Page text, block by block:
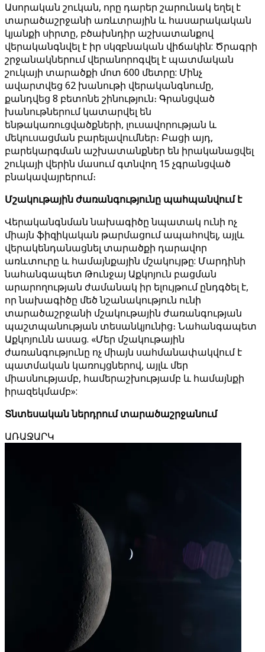
Ասորական շուկան, որը դարեր շարունակ եղել է
տարածաշրջանի առևտրային և հասարակական
կյանքի սիրտը, բծախնդիր աշխատանքով
վերականգնվել է իր սկզբնական վիճակին: Ծրագրի
շրջանակներում վերանորոգվել է պատմական
շուկայի տարածքի մոտ 600 մետրը: Մինչ
ավարտվեց 62 խանութի վերականգնումը,
քանդվեց 8 բետոնե շինություն։ Գրանցված
խանութներում կատարվել են
ենթակառուցվածքների, լուսավորության և
մեկուսացման բարելավումներ։ Բացի այդ,
բարեկարգման աշխատանքներ են իրականացվել
շուկայի վերին մասում գտնվող 15 չգրանցված
բնակավայրերում։
Մշակութային ժառանգությունը պահպանվում է
Վերականգնման նախագիծը նպատակ ունի ոչ
միայն ֆիզիկական թարմացում ապահովել, այլև
վերակենդանացնել տարածքի դարավոր
առևտուրը և համայնքային մշակույթը: Մարդինի
նահանգապետ Թունջայ Աքկոյուն բացման
արարողության ժամանակ իր ելույթում ընդգծել է,
որ նախագիծը մեծ նշանակություն ունի
տարածաշրջանի մշակութային ժառանգության
պաշտպանության տեսանկյունից։ Նահանգապետ
Աքկոյունն ասաց. «Մեր մշակութային
ժառանգությունը ոչ միայն սահմանափակվում է
պատմական կառույցներով, այլև մեր
միասնությամբ, համերաշխությամբ և համայնքի
իրազեկմամբ»:
Տնտեսական ներդրում տարածաշրջանում
ԱՌԱՋԱՐԿ